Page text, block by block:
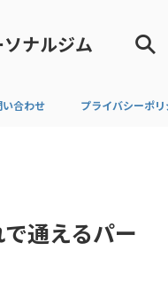
ナルジム
い合わせ プライバシーポ
通えるパー